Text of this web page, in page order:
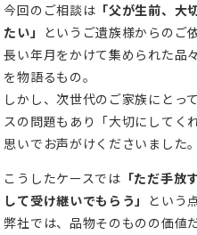
今回のご相談は 「父が生前、
たい」 というご遺族様からのご
長い年月をかけて集められた品
を物語るもの。
しかし、次世代のご家族にとっ
スの問題もあり「大切にしてく
思いでお声がけくださいました。
こうしたケースでは 「ただ手放
して受け継いでもらう」 という
弊社では、品物そのものの価値